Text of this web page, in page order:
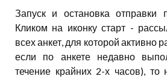
Запуск и остановка
Кликом на иконку старт -
всех анкет, для которой активно
если по анкете недавно
течение крайних 2-х часов), то